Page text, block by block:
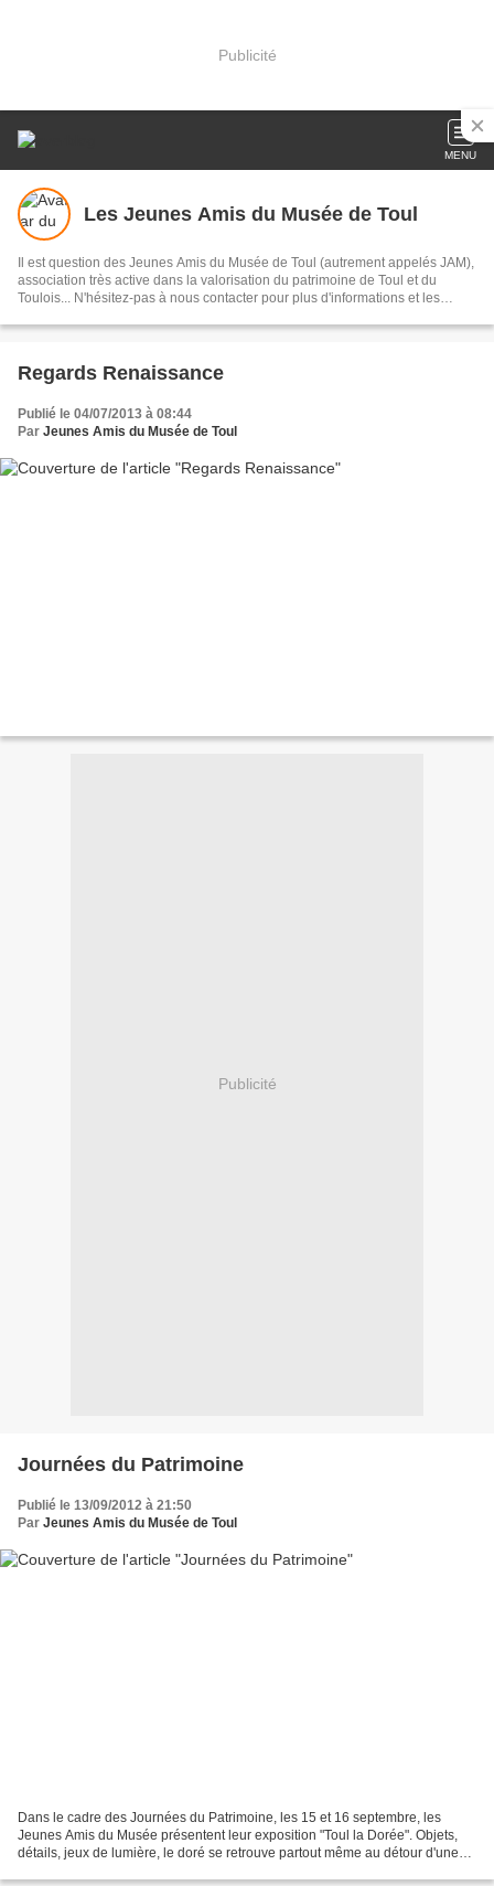
Publicité
MENU
Les Jeunes Amis du Musée de Toul
Il est question des Jeunes Amis du Musée de Toul (autrement appelés JAM),
association très active dans la valorisation du patrimoine de Toul et du
Toulois... N'hésitez-pas à nous contacter pour plus d'informations et les
nos activités !
Regards Renaissance
Publié le 04/07/2013 à 08:44
Par Jeunes Amis du Musée de Toul
Publicité
Journées du Patrimoine
Publié le 13/09/2012 à 21:50
Par Jeunes Amis du Musée de Toul
Dans le cadre des Journées du Patrimoine, les 15 et 16 septembre, les
Jeunes Amis du Musée présentent leur exposition "Toul la Dorée". Objets,
détails, jeux de lumière, le doré se retrouve partout même au détour d'une